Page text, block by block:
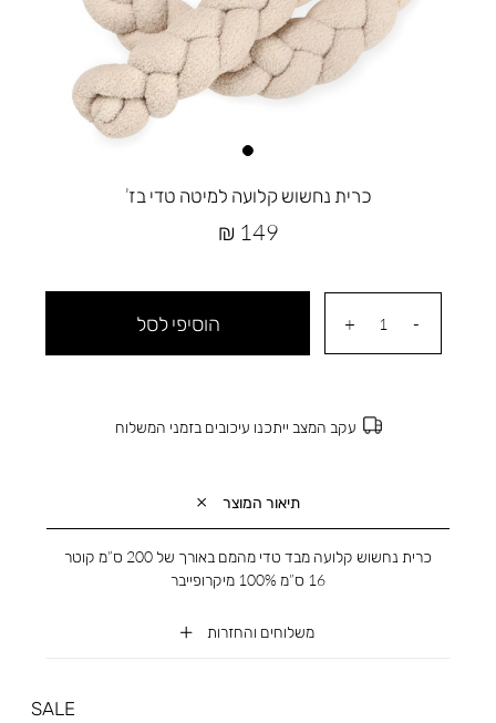
כרית נחשוש קלועה למיטה טדי בז’
מחיר
149 ₪
הוסיפי לסל
עקב המצב ייתכנו עיכובים בזמני המשלוח
תיאור המוצר
משלוחים והחזרות
כרית נחשוש קלועה מבד טדי מהמם באורך של 200 ס”מ קוטר
16 ס”מ 100% מיקרופייבר
SALE